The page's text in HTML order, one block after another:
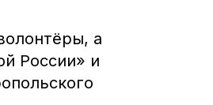
а
России» и